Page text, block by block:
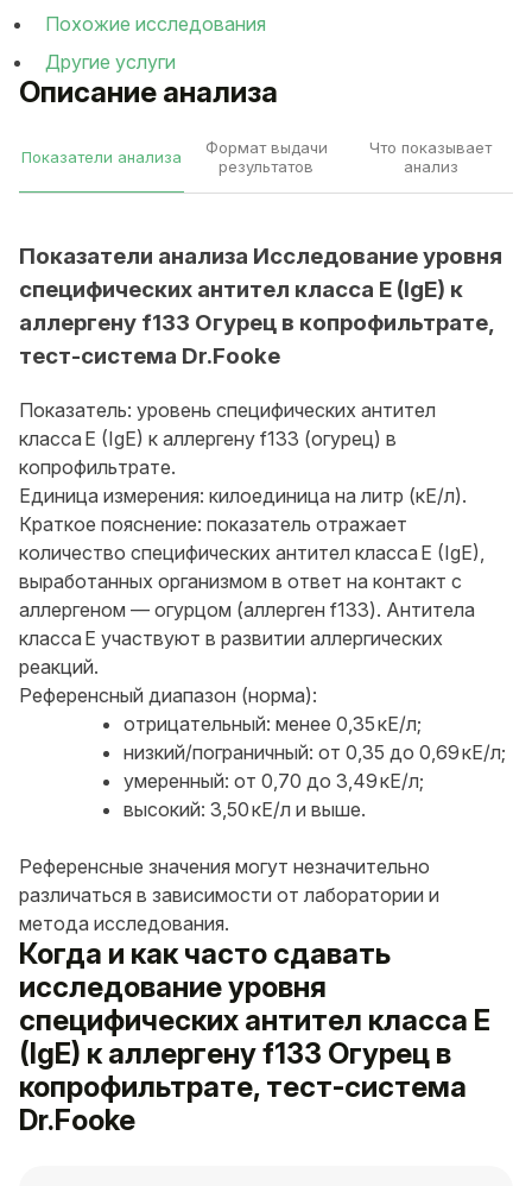
Описание анализа
Показатели анализа
Формат выдачи
результатов
Что показывает
анализ
Показатели анализа Исследование уровня
специфических антител класса E (IgE) к
аллергену f133 Огурец в копрофильтрате,
тест-система Dr.Fooke
Показатель: уровень специфических антител
класса E (IgE) к аллергену f133 (огурец) в
копрофильтрате.
Единица измерения: килоединица на литр (кЕ/л).
Краткое пояснение: показатель отражает
количество специфических антител класса E (IgE),
выработанных организмом в ответ на контакт с
аллергеном — огурцом (аллерген f133). Антитела
класса E участвуют в развитии аллергических
реакций.
Референсный диапазон (норма):
отрицательный: менее 0,35 кЕ/л;
низкий/пограничный: от 0,35 до 0,69 кЕ/л;
умеренный: от 0,70 до 3,49 кЕ/л;
высокий: 3,50 кЕ/л и выше.
Референсные значения могут незначительно
различаться в зависимости от лаборатории и
метода исследования.
Когда и как часто сдавать
исследование уровня
специфических антител класса E
(IgE) к аллергену f133 Огурец в
копрофильтрате, тест-система
Dr.Fooke
Похожие исследования
Другие услуги